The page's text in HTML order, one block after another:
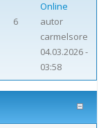
6
Online
autor
carmelsore
04.03.2026 -
03:58